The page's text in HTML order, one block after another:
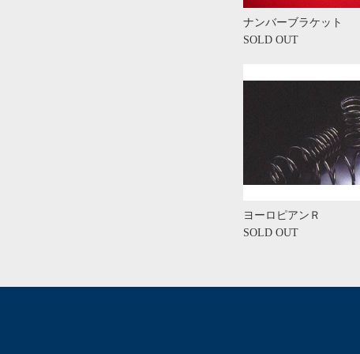
ナンバーブラケット
SOLD OUT
ヨーロピアンＲ
SOLD OUT